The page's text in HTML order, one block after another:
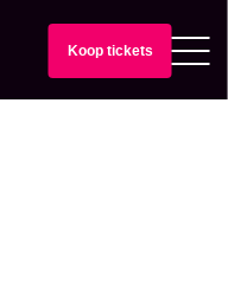
Koop tickets